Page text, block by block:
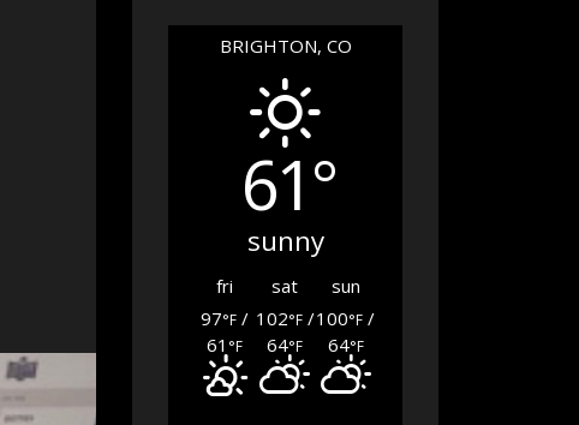
BRIGHTON, CO
61°
sunny
fri sat
sun
97°F /
61 °F
102°F/
64°F
100°F /
64°F